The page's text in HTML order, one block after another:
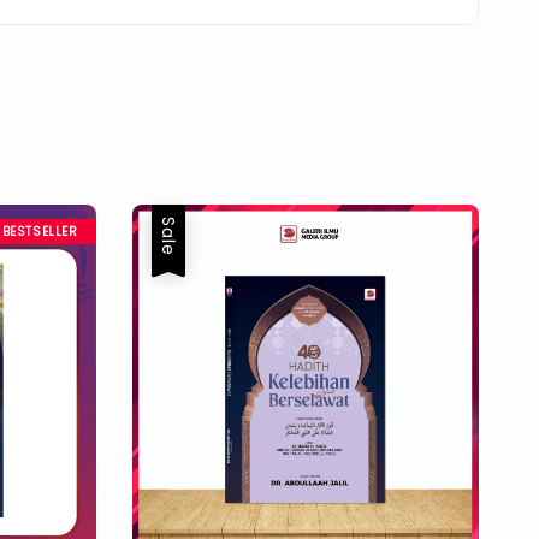
BESTSELLER Sale